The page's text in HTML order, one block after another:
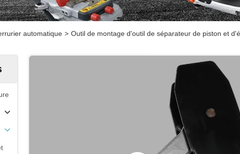
automatique > Outil de montage d'outil de séparateur de piston et